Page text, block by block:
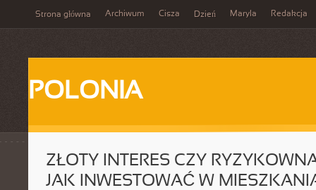
Strona główna Archiwum Cisza Dzień Maryla Redakcja
POLONIA
ZŁOTY INTERES CZY
JAK INWESTOWAĆ W